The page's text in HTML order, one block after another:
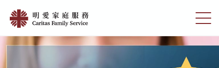
main
切
换
选
活
重
温